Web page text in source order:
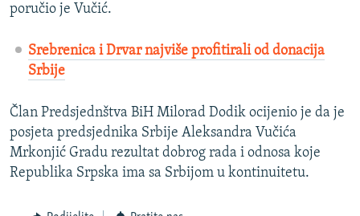
poručio je Vučić.
Srebrenica i Drvar najviše profitirali od donacija
Srbije
Član Predsjednštva BiH Milorad Dodik ocijenio je da je
posjeta predsjednika Srbije Aleksandra Vučića
Mrkonjić Gradu rezultat dobrog rada i odnosa koje
Republika Srpska ima sa Srbijom u kontinuitetu.